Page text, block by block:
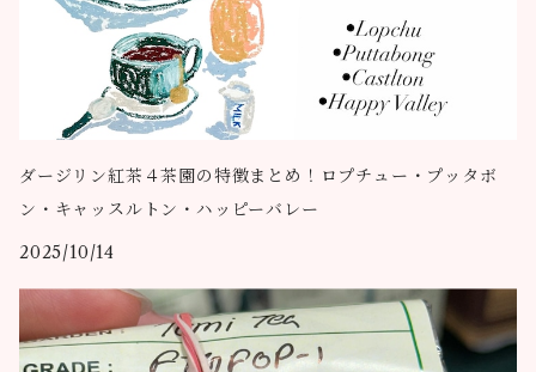
ダージリン紅茶４茶園の特徴まとめ！ロプチュー・プッタボ
ン・キャッスルトン・ハッピーバレー
2025/10/14